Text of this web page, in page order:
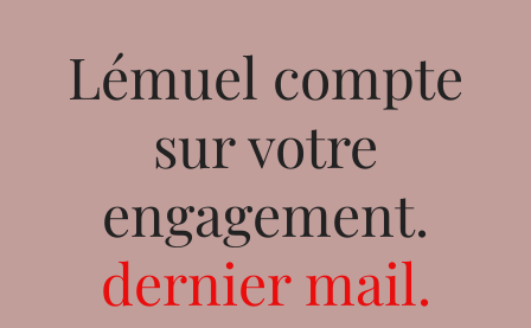
Lémuel compte
sur votre
engagement.
dernier mail.